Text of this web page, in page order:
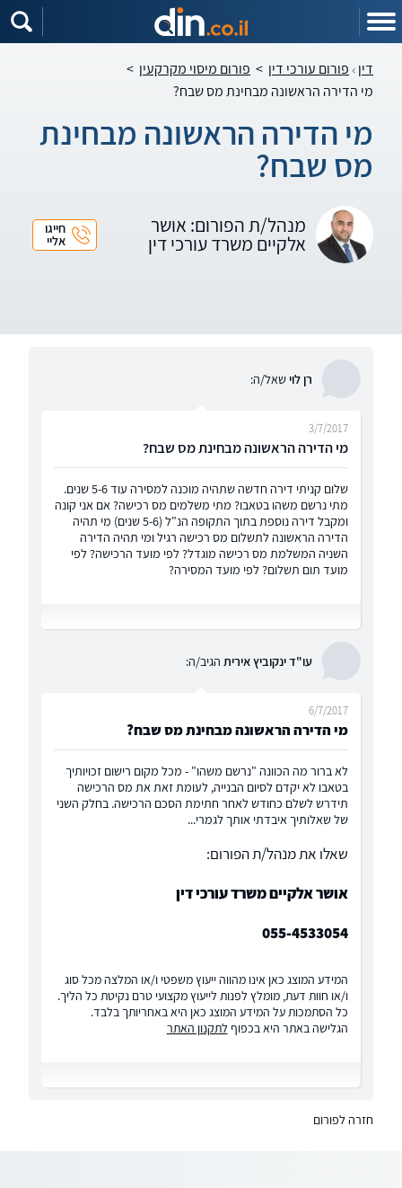
דין פורום עורכי דין > פורום מיסוי מקרקעין >
מי הדירה הראשונה מבחינת מס שבח?
מי הדירה הראשונה מבחינת
מס שבח?
מנהל/ת הפורום: אושר
אלקיים משרד עורכי דין
חייגו
אליי
רן לוישאל/ה:
מי הדירה הראשונה מבחינת מס שבח?
3/7/2017
שלום קניתי דירה חדשה שתהיה מוכנה למסירה עוד 5-6 שנים.
מתי נרשם משהו בטאבו? מתי משלמים מס רכישה? אם אני קונה
ומקבל דירה נוספת בתוך התקופה הנ"ל (5-6 שנים) מי תהיה
הדירה הראשונה לתשלום מס רכישה רגיל ומי תהיה הדירה
השניה המשלמת מס רכישה מוגדל? לפי מועד הרכישה? לפי
מועד תום תשלום? לפי מועד המסירה?
עו"ד ינקוביץ אירית הגיב/ה:
מי הדירה הראשונה מבחינת מס שבח?
6/7/2017
לא ברור מה הכוונה "נרשם משהו" - מכל מקום רישום זכויותיך
בטאבו לא יקדם לסיום הבנייה, לעומת זאת את מס הרכישה
תידרש לשלם כחודש לאחר חתימת הסכם הרכישה. בחלק השני
של שאלותיך איבדתי אותך לגמרי...
שאלו את מנהל/ת הפורום:
אושר אלקיים משרד עורכי דין
055-4533054
המידע המוצג כאן אינו מהווה ייעוץ משפטי ו/או המלצה מכל סוג
ו/או חוות דעת, מומלץ לפנות לייעוץ מקצועי טרם נקיטת כל הליך.
כל הסתמכות על המידע המוצג כאן היא באחריותך בלבד.
הגלישה באתר היא בכפוף לתקנון האתר
חזרה לפורום